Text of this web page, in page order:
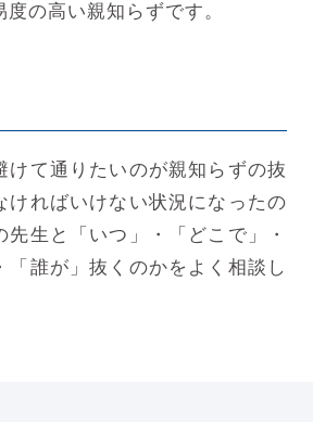
の高い親知らずです。
けて通りたいのが親知らずの抜
ければいけない状況になったの
先生と「いつ」・「どこで」・
「誰が」抜くのかをよく相談し